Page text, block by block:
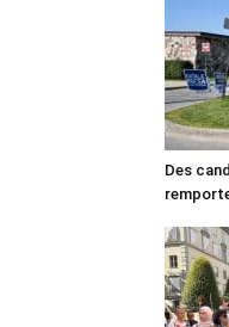
Des